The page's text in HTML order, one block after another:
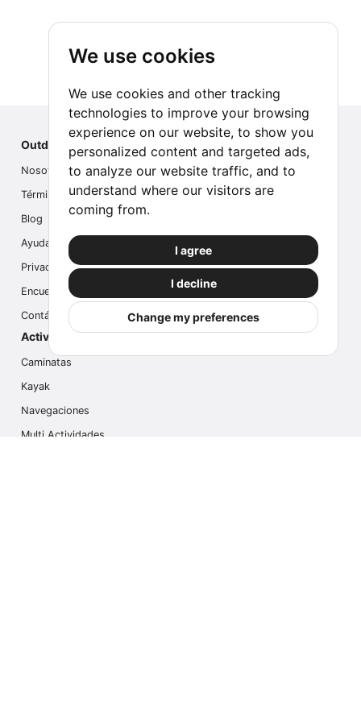
We use cookies
We use cookies and other tracking
technologies to improve your browsing
experience on our website, to show you
personalized content and targeted ads,
to analyze our website traffic, and to
understand where our visitors are
coming from.
I agree
I decline
Change my preferences
Outdoor Index
Nosotros
Términos
Blog
Ayuda
Privacidad
Encuesta
Contáctanos
Actividades populares
Caminatas
Kayak
Navegaciones
Multi Actividades